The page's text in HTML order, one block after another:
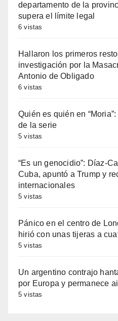
departamento de la
supera el límite legal
6 vistas
Hallaron los primeros
investigación por la
Antonio de Obligado
6 vistas
Quién es quién en
de la serie
5 vistas
“Es un genocidio”: Díaz-
Cuba, apuntó a Trump y
internacionales
5 vistas
Pánico en el centro de
hirió con unas tijeras a
5 vistas
Un argentino contrajo
por Europa y permanece
5 vistas